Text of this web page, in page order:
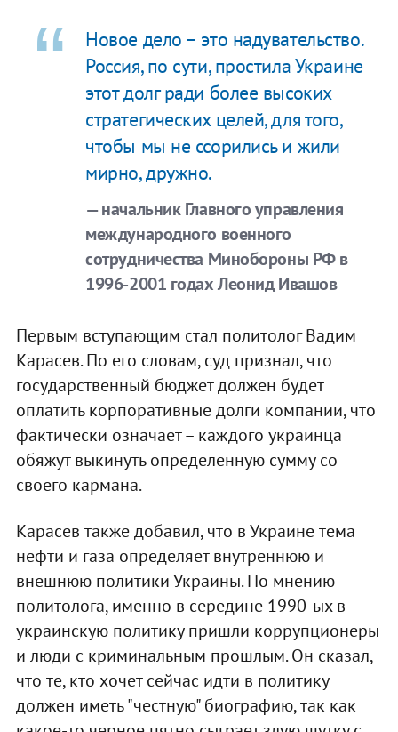
Новое дело – это надувательство.
Россия, по сути, простила Украине
этот долг ради более высоких
стратегических целей, для того,
чтобы мы не ссорились и жили
мирно, дружно.
— начальник Главного управления
международного военного
сотрудничества Минобороны РФ в
1996-2001 годах Леонид Ивашов
Первым вступающим стал политолог Вадим
Карасев. По его словам, суд признал, что
государственный бюджет должен будет
оплатить корпоративные долги компании, что
фактически означает – каждого украинца
обяжут выкинуть определенную сумму со
своего кармана.
Карасев также добавил, что в Украине тема
нефти и газа определяет внутреннюю и
внешнюю политики Украины. По мнению
политолога, именно в середине 1990-ых в
украинскую политику пришли коррупционеры
и люди с криминальным прошлым. Он сказал,
что те, кто хочет сейчас идти в политику
должен иметь "честную" биографию, так как